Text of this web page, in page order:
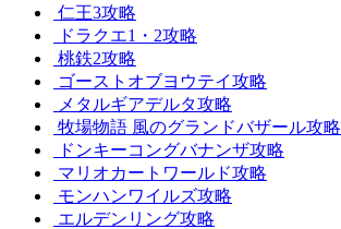
仁王3攻略
ドラクエ1・2攻略
桃鉄2攻略
ゴーストオブヨウテイ攻略
メタルギアデルタ攻略
牧場物語 風のグランドバザール攻略
ドンキーコングバナンザ攻略
マリオカートワールド攻略
モンハンワイルズ攻略
エルデンリング攻略